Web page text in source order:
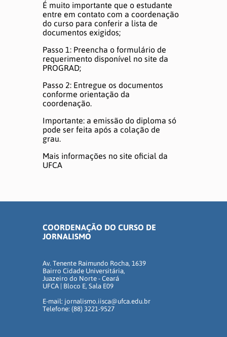
É muito importante que o estudante
entre em contato com a coordenação
do curso para conferir a lista de
documentos exigidos;
Passo 1: Preencha o formulário de
requerimento disponível no site da
PROGRAD;
Passo 2: Entregue os documentos
conforme orientação da
coordenação.
Importante: a emissão do diploma só
pode ser feita após a colação de
grau.
Mais informações no site oficial da
UFCA
COORDENAÇÃO DO CURSO DE
JORNALISMO
Av. Tenente Raimundo Rocha, 1639
Bairro Cidade Universitária,
Juazeiro do Norte - Ceará
UFCA | Bloco E, Sala E09
E-mail: jornalismo.iisca@ufca.edu.br
Telefone: (88) 3221-9527